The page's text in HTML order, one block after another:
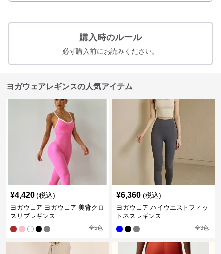
購入時のルール
必ず購入前にお読みください。
ヨガウェアレギンスの人気アイテム
¥4,420 (税込)
ヨガウェア ヨガウェア 美背クロ
スリブレギンス
全5色
¥6,360 (税込)
ヨガウェア ハイウエストフィッ
トネスレギンス
全3色